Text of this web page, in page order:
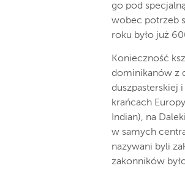
go pod
wobec potrzeb
roku było już
Konieczność
dominikanów z
duszpasterskiej
krańcach
Indian), na
w samych
nazywani byli
zakonników